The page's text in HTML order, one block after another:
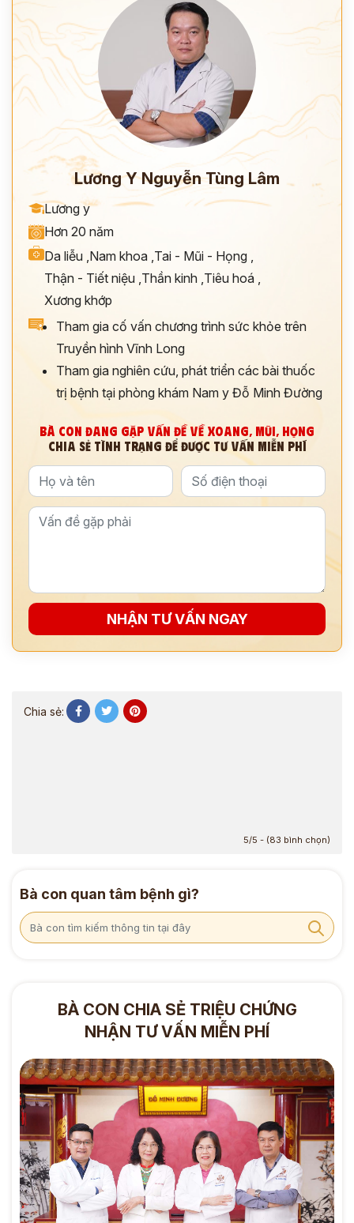
Lương Y Nguyễn Tùng Lâm
Lương y
Hơn 20 năm
Da liễu ,Nam khoa ,Tai - Mũi - Họng ,
Thận - Tiết niệu ,Thần kinh ,Tiêu hoá ,
Xương khớp
Tham gia cố vấn chương trình sức khỏe trên
Truyền hình Vĩnh Long
Tham gia nghiên cứu, phát triển các bài thuốc
trị bệnh tại phòng khám Nam y Đỗ Minh Đường
BÀ CON ĐANG GẶP VẤN ĐỀ VỀ XOANG, MŨI, HỌNG
CHIA SẺ TÌNH TRẠNG ĐỂ ĐƯỢC TƯ VẤN MIỄN PHÍ
NHẬN TƯ VẤN NGAY
Chia sẻ:
5/5 - (83 bình chọn)
Bà con quan tâm bệnh gì?
BÀ CON CHIA SẺ TRIỆU CHỨNG
NHẬN TƯ VẤN MIỄN PHÍ